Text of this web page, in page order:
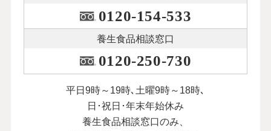
0120-154-533
養生食品相談窓口
0120-250-730
平日9時～19時､土曜9時～18時､
日･祝日･年末年始休み
養生食品相談窓口のみ、